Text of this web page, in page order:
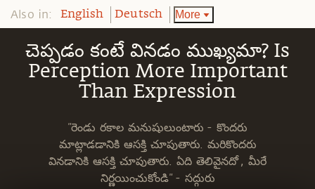
Also in: English Deutsch More
చెప్పడం కంటే వినడం ముఖ్యమా? Is
Perception More Important
Than Expression
"రెండు రకాల మనుషులుంటారు - కొందరు
మాట్లాడడానికి ఆసక్తి చూపుతారు. మరికొందరు
వినడానికి ఆసక్తి చూపుతారు. ఏది తెలివైనదో , మీరే
నిర్ణయించుకోండి" - సద్గురు